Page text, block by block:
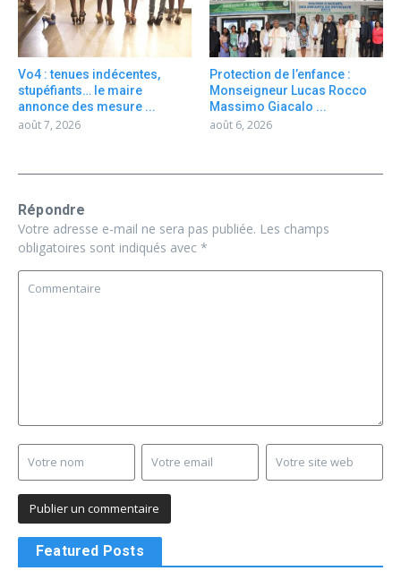
Vo4 : tenues indécentes,
stupéfiants… le maire
annonce des mesure ...
août 7, 2026
Protection de l’enfance :
Monseigneur Lucas Rocco
Massimo Giacalo ...
août 6, 2026
Répondre
Votre adresse e-mail ne sera pas publiée. Les champs
obligatoires sont indiqués avec *
Featured Posts